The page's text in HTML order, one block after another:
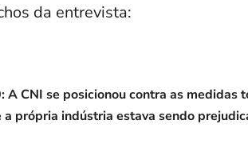
da entrevista:
A CNI se posicionou contra as
a própria indústria estava sendo